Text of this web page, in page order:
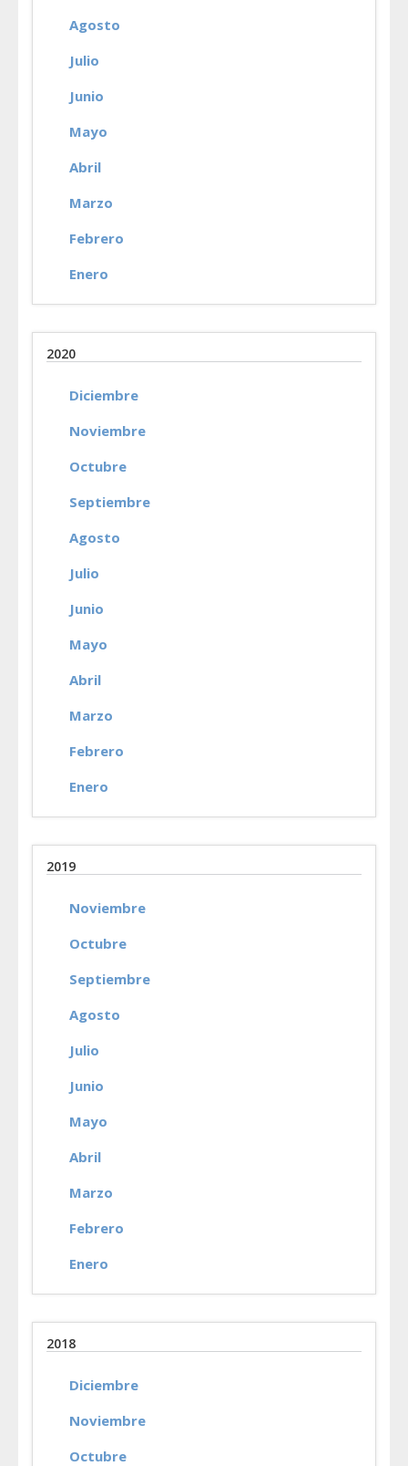
Agosto
Julio
Junio
Mayo
Abril
Marzo
Febrero
Enero
2020
Diciembre
Noviembre
Octubre
Septiembre
Agosto
Julio
Junio
Mayo
Abril
Marzo
Febrero
Enero
2019
Noviembre
Octubre
Septiembre
Agosto
Julio
Junio
Mayo
Abril
Marzo
Febrero
Enero
2018
Diciembre
Noviembre
Octubre